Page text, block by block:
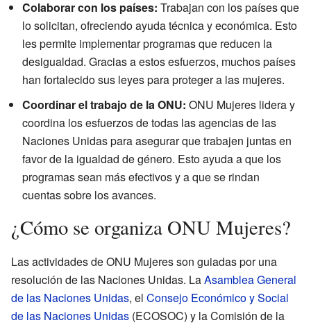
Colaborar con los países: Trabajan con los países que
lo solicitan, ofreciendo ayuda técnica y económica. Esto
les permite implementar programas que reducen la
desigualdad. Gracias a estos esfuerzos, muchos países
han fortalecido sus leyes para proteger a las mujeres.
Coordinar el trabajo de la ONU: ONU Mujeres lidera y
coordina los esfuerzos de todas las agencias de las
Naciones Unidas para asegurar que trabajen juntas en
favor de la igualdad de género. Esto ayuda a que los
programas sean más efectivos y a que se rindan
cuentas sobre los avances.
¿Cómo se organiza ONU Mujeres?
Las actividades de ONU Mujeres son guiadas por una
resolución de las Naciones Unidas. LaAsamblea General
de las Naciones Unidas, el Consejo Económico y Social
de las Naciones Unidas (ECOSOC) y la Comisión de la